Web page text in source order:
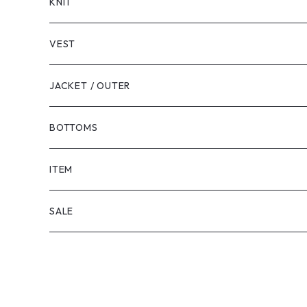
VEST
JACKET / OUTER
BOTTOMS
SHORTS
PANTS
ITEM
SALE